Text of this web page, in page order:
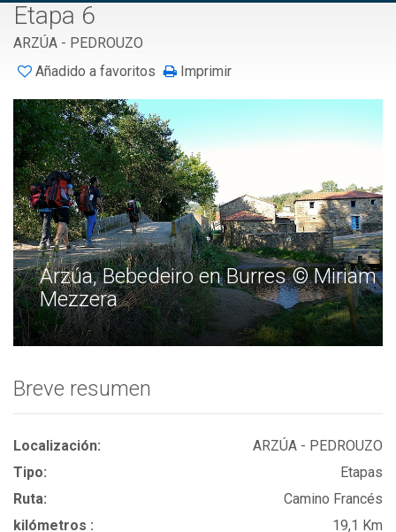
Etapa 6
ARZÚA - PEDROUZO
Añadido a favoritos
Imprimir
Arzúa, Bebedeiro en Burres © Miriam
Mezzera
Breve resumen
Localización:
ARZÚA - PEDROUZO
Tipo:
Etapas
Ruta:
Camino Francés
kilómetros :
19,1 Km